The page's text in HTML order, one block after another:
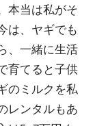
本当は私がそ
は、ヤギでも
、一緒に生活
育てると子供
のミルクを私
レンタルもあ